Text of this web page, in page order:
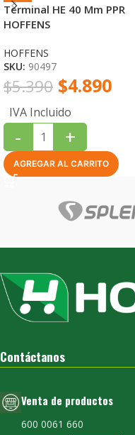
Terminal HE 40 Mm PPR
HOFFENS
HOFFENS
SKU: 90497
$5.390 $4.890
IVA Incluido
- +
AGREGAR AL CARRITO
Contáctanos
Venta de productos
600 0061 660